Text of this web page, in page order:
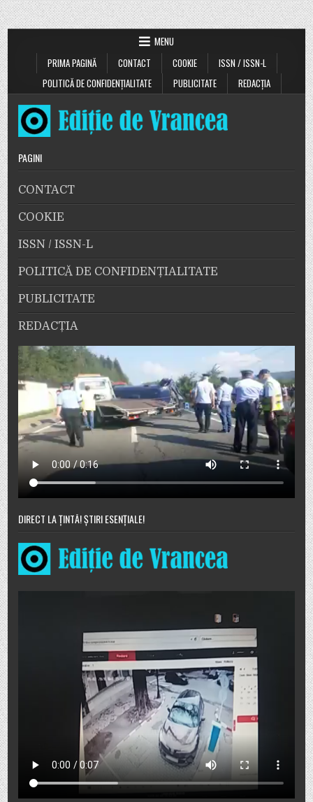
MENU
PRIMA PAGINĂ
CONTACT COOKIE
ISSN / ISSN-L
POLITICĂ DE CONFIDENȚIALITATE
PUBLICITATE REDACȚIA
PAGINI
CONTACT
COOKIE
ISSN / ISSN-L
POLITICĂ DE CONFIDENȚIALITATE
PUBLICITATE
REDACȚIA
DIRECT LA ȚINTĂ! ȘTIRI ESENȚIALE!